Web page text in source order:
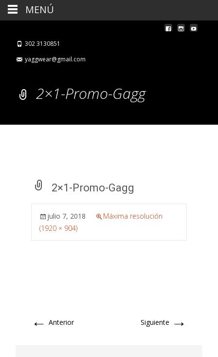
302 3130851
yaggwear@gmail.com
2×1-Promo-Gagg
2×1-Promo-Gagg
julio 7, 2018
Máxima resolución
(1920 × 904)
← Anterior Siguiente →
MENÚ